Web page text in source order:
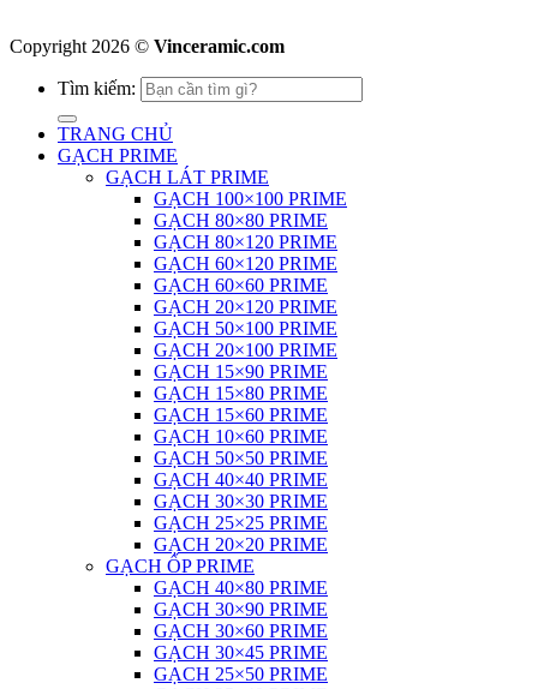
Copyright 2026 © Vinceramic.com
Tìm kiếm:
TRANG CHỦ
GẠCH PRIME
GẠCH LÁT PRIME
GẠCH 100×100 PRIME
GẠCH 80×80 PRIME
GẠCH 80×120 PRIME
GẠCH 60×120 PRIME
GẠCH 60×60 PRIME
GẠCH 20×120 PRIME
GẠCH 50×100 PRIME
GẠCH 20×100 PRIME
GẠCH 15×90 PRIME
GẠCH 15×80 PRIME
GẠCH 15×60 PRIME
GẠCH 10×60 PRIME
GẠCH 50×50 PRIME
GẠCH 40×40 PRIME
GẠCH 30×30 PRIME
GẠCH 25×25 PRIME
GẠCH 20×20 PRIME
GẠCH ỐP PRIME
GẠCH 40×80 PRIME
GẠCH 30×90 PRIME
GẠCH 30×60 PRIME
GẠCH 30×45 PRIME
GẠCH 25×50 PRIME